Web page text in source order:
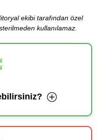
ekibi tarafından özel
kullanılamaz.